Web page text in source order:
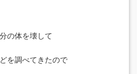
の体を壊して
を調べてきたので